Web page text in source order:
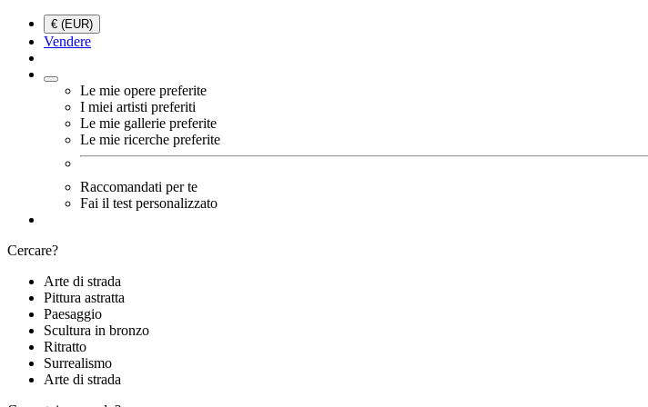
€ (EUR)
Vendere
Le mie opere preferite
I miei artisti preferiti
Le mie gallerie preferite
Le mie ricerche preferite
Raccomandati per te
Fai il test personalizzato
Cercare?
Arte di strada
Pittura astratta
Paesaggio
Scultura in bronzo
Ritratto
Surrealismo
Arte di strada